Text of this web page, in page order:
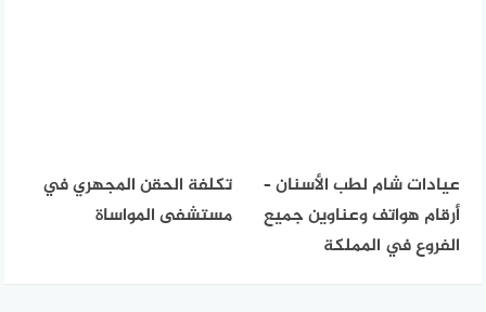
عيادات شام لطب الأسنان –
أرقام هواتف وعناوين جميع
الفروع في المملكة
تكلفة الحقن المجهري في
مستشفى المواساة